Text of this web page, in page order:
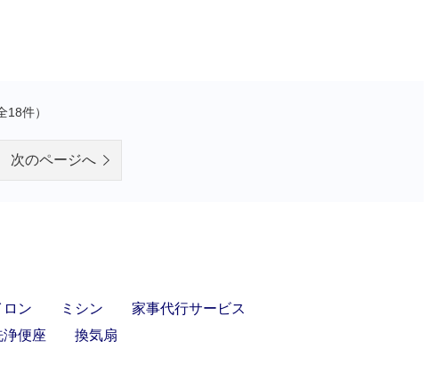
18件）
次のページへ
ロン ミシン
家事代行サービス
便座 換気扇